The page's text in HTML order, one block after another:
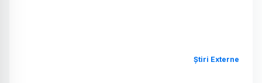
Știri Externe